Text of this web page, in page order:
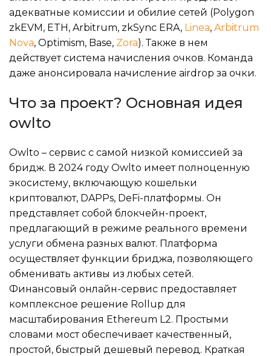
адекватные комиссии и обилие сетей (Polygon
zkEVM, ETH, Arbitrum, zkSync ERA, Linea, Arbitrum
Nova, Optimism, Base, Zora). Также в нем
действует система начисления очков. Команда
даже анонсировала начисление airdrop за очки.
Что за проект? Основная идея
owlto
Owlto – сервис с самой низкой комиссией за
бридж. В 2024 году Owlto имеет полноценную
экосистему, включающую кошельки
криптовалют, DAPPs, DeFi-платформы. Он
представляет собой блокчейн-проект,
предлагающий в режиме реального времени
услуги обмена разных валют. Платформа
осуществляет функции бриджа, позволяющего
обменивать активы из любых сетей.
Финансовый онлайн-сервис предоставляет
комплексное решение Rollup для
масштабирования Ethereum L2. Простыми
словами мост обеспечивает качественный,
простой, быстрый дешевый перевод. Краткая